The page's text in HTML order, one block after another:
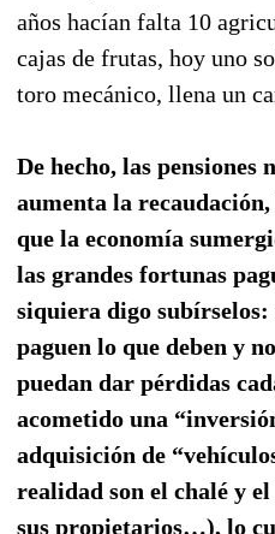
años hacían falta 10
cajas de frutas, hoy uno
toro mecánico, llena un
De hecho, las pensiones
aumenta la
que la economía
las grandes fortunas
siquiera digo subírselos:
paguen lo que deben y
puedan dar pérdidas
acometido una
adquisición de
realidad son el chalé y
sus propietarios…), lo